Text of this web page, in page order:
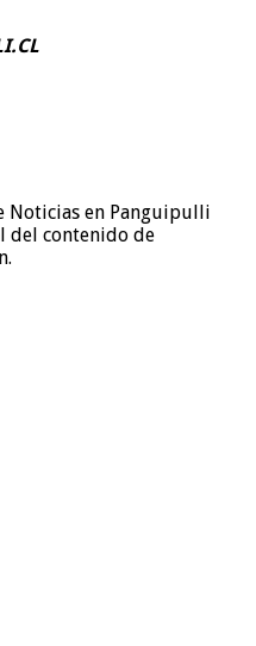
Noticias en Panguipulli
del contenido de